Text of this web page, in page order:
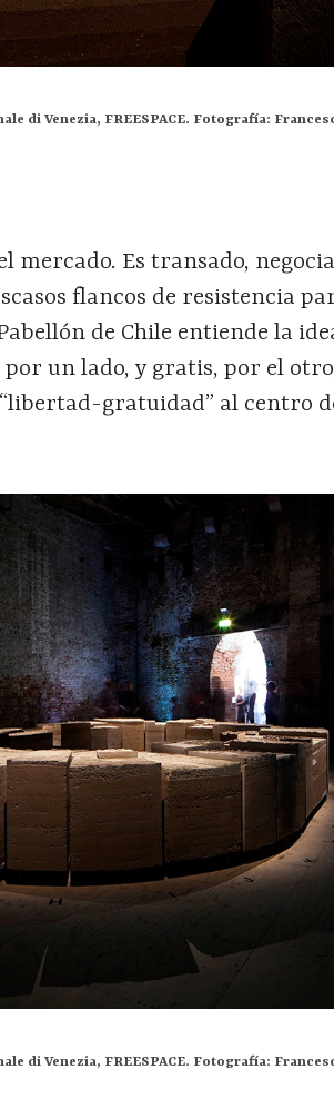
di Venezia, FREESPACE. Fotografía:
mercado. Es transado,
flancos de resistencia
de Chile entiende la
un lado, y gratis, por el
gratuidad” al centro
di Venezia, FREESPACE. Fotografía: